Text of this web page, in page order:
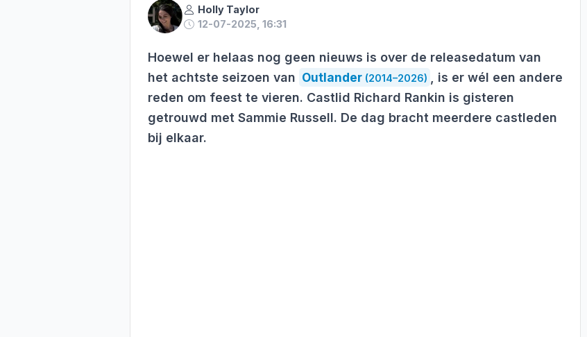
Holly Taylor
12-07-2025, 16:31
Hoewel er helaas nog geen nieuws is over de releasedatum van
het achtste seizoen van Outlander (2014–2026)
, is er wél een andere
reden om feest te vieren. Castlid Richard Rankin is gisteren
getrouwd met Sammie Russell. De dag bracht meerdere castleden
bij elkaar.